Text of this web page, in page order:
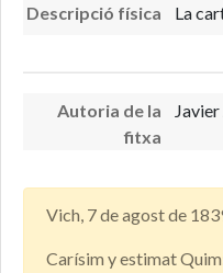
Descripció física
La
Autoria de la
fitxa
Vich, 7 de agost de
Carísim y estimat